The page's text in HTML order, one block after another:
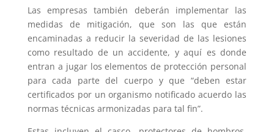
Las empresas también deberán implementar las
medidas de mitigación, que son las que están
encaminadas a reducir la severidad de las lesiones
como resultado de un accidente, y aquí es donde
entran a jugar los elementos de protección personal
para cada parte del cuerpo y que “deben estar
certificados por un organismo notificado acuerdo las
normas técnicas armonizadas para tal fin”.